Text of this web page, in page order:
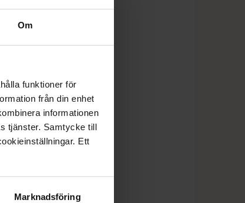
Om
funktioner för
från din enhet
informationen
tjänster. Samtycke till
Ett
Marknadsföring